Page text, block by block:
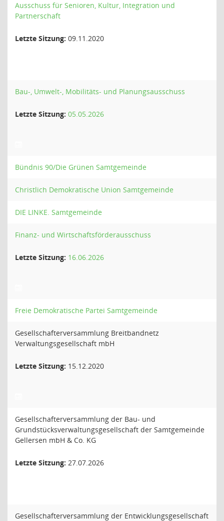
Ausschuss für Senioren, Kultur, Integration und
Partnerschaft
Letzte Sitzung: 09.11.2020
Bau-, Umwelt-, Mobilitäts- und Planungsausschuss
Letzte Sitzung: 05.05.2026
Bündnis 90/Die Grünen Samtgemeinde
Christlich Demokratische Union Samtgemeinde
DIE LINKE. Samtgemeinde
Finanz- und Wirtschaftsförderausschuss
Letzte Sitzung: 16.06.2026
Freie Demokratische Partei Samtgemeinde
Gesellschafterversammlung Breitbandnetz
Verwaltungsgesellschaft mbH
Letzte Sitzung: 15.12.2020
Gesellschafterversammlung der Bau- und
Grundstücksverwaltungsgesellschaft der Samtgemeinde
Gellersen mbH & Co. KG
Letzte Sitzung: 27.07.2026
Gesellschafterversammlung der Entwicklungsgesellschaft